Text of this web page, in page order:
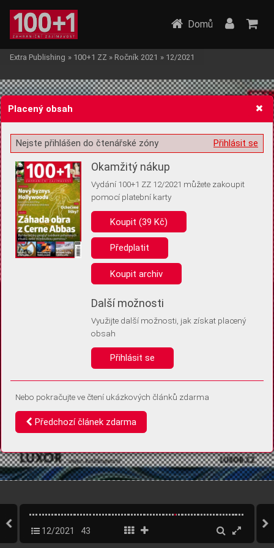
Žádost o souhlas s ukládáním volitelných informací
Pro základní fungování webu nepotřebujeme ukládat žádné informace
(tzv. cookies apod.). Rádi bychom vás ale požádali o souhlas s
uložením volitelných informací:
Anonymní unikátní ID
Díky němu příště poznáme, že se jedná o stejné zařízení, a
Identifikátor je zcela anonymní.
Vaše souhlasy a odmítnutí si ukládáme do vašeho zařízení, abychom se
vás už příště znovu neptali. Můžete je kdykoli později upravit ve Správě
Domů
Extra Publishing » 100+1 ZZ » Ročník 2021 » 12/2021
12/2021 43
Placený obsah
Přihlásit se
Nejste přihlášen do čtenářské zóny
Okamžitý nákup
Vydání 100+1 ZZ 12/2021 můžete zakoupit
pomocí platební karty
Koupit (39 Kč)
Předplatit
Koupit archiv
Další možnosti
Využijte další možnosti, jak získat placený
obsah
Přihlásit se
Nebo pokračujte ve čtení ukázkových článků zdarma
Předchozí článek zdarma